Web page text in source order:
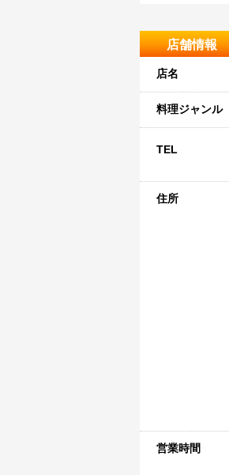
店舗情報
店名
料理ジャンル
TEL
住所
営業時間